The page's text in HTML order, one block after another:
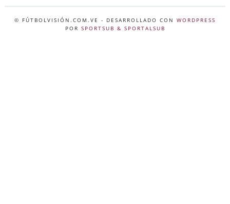
© FÚTBOLVISIÓN.COM.VE - DESARROLLADO CON WORDPRESS
POR SPORTSUB & SPORTALSUB